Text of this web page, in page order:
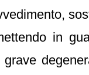
in